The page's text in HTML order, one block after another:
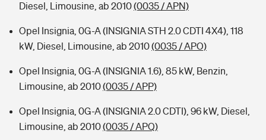
Diesel, Limousine, ab 2010(0035 / APN)
Opel Insignia, 0G-A (INSIGNIA STH 2.0 CDTI 4X4), 118
kW, Diesel, Limousine, ab 2010(0035 / APO)
Opel Insignia, 0G-A (INSIGNIA 1.6), 85 kW, Benzin,
Limousine, ab 2010(0035 / APP)
Opel Insignia, 0G-A (INSIGNIA 2.0 CDTI), 96 kW, Diesel,
Limousine, ab 2010(0035 / APQ)